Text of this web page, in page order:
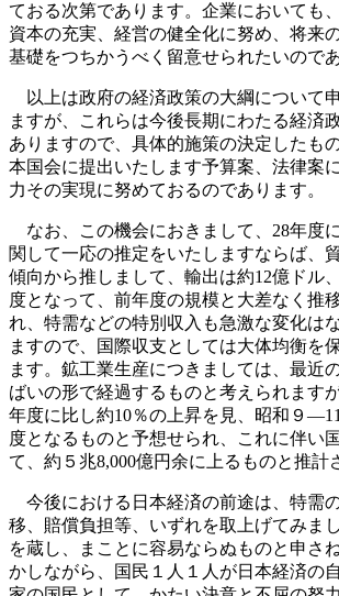
ておる次第であります。企業においても
資本の充実、経営の健全化に努め、将来
基礎をつちかうべく留意せられたいのであ
以上は政府の経済政策の大綱について
ますが、これらは今後長期にわたる経済
ありますので、具体的施策の決定したも
本国会に提出いたします予算案、法律案
力その実現に努めておるのであります。
なお、この機会におきまして、28年度
関して一応の推定をいたしますならば、
傾向から推しまして、輸出は約12億ドル
度となって、前年度の規模と大差なく推
れ、特需などの特別収入も急激な変化は
ますので、国際収支としては大体均衡を
ます。鉱工業生産につきましては、最近
ばいの形で経過するものと考えられます
年度に比し約10％の上昇を見、昭和９
度となるものと予想せられ、これに伴い
て、約５兆8,000億円余に上るものと推計
今後における日本経済の前途は、特需
移、賠償負担等、いずれを取上げてみま
を蔵し、まことに容易ならぬものと申さ
かしながら、国民１人１人が日本経済の